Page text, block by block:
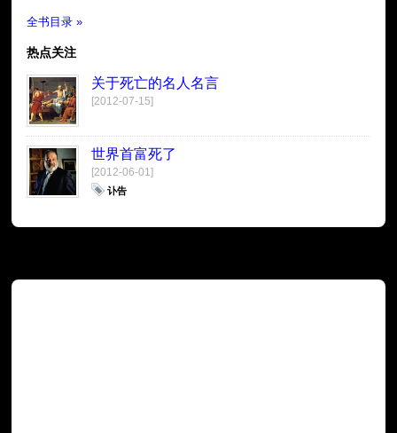
全书目录 »
热点关注
关于死亡的名人名言
[2012-07-15]
世界首富死了
[2012-06-01]
讣告